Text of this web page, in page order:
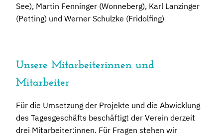
See), Martin Fenninger (Wonneberg), Karl Lanzinger
(Petting) und Werner Schulzke (Fridolfing)
Unsere Mitarbeiterinnen und
Mitarbeiter
Für die Umsetzung der Projekte und die Abwicklung
des Tagesgeschäfts beschäftigt der Verein derzeit
drei Mitarbeiter:innen. Für Fragen stehen wir